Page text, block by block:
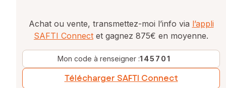
Achat ou vente, transmettez-moi l’info via l’appli
SAFTI Connect et gagnez 875€ en moyenne.
Mon code à renseigner :145701
Télécharger SAFTI Connect